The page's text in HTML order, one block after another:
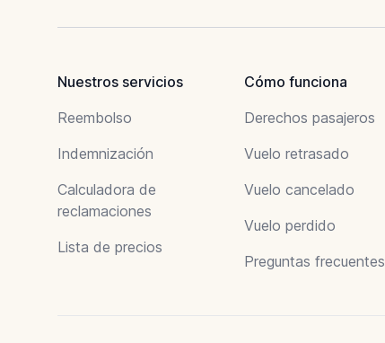
Nuestros servicios
Reembolso
Indemnización
Calculadora de
reclamaciones
Lista de precios
Cómo funciona
Derechos pasajeros
Vuelo retrasado
Vuelo cancelado
Vuelo perdido
Preguntas frecuentes